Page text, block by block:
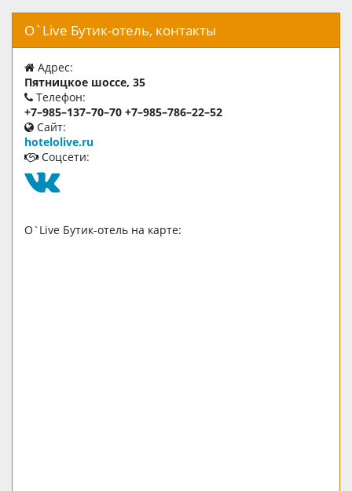
O`Live Бутик-отель, контакты
Адрес:
Пятницкое шоссе, 35
Телефон:
+7–985–137–70–70 +7–985–786–22–52
Сайт:
hotelolive.ru
Соцсети:
O`Live Бутик-отель на карте: